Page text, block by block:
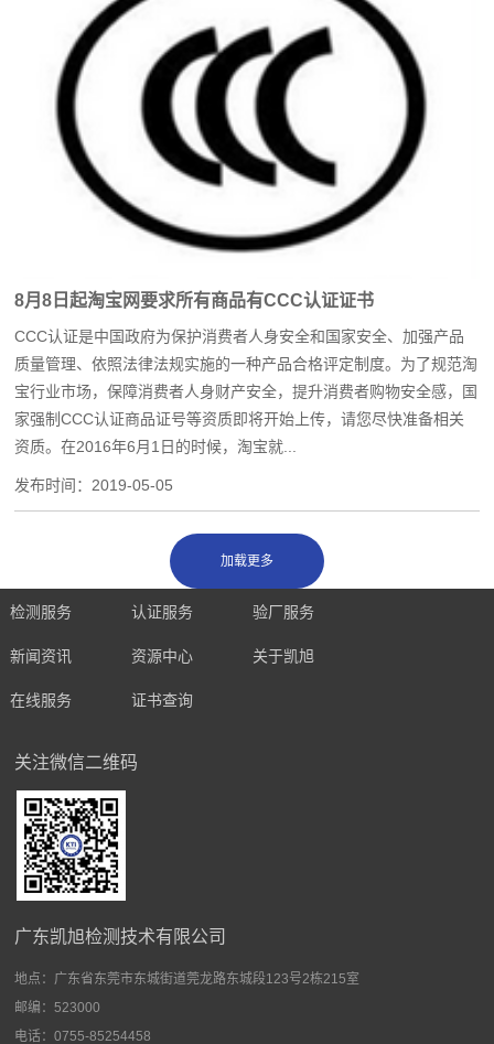
8月8日起淘宝网要求所有商品有CCC认证证书
CCC认证是中国政府为保护消费者人身安全和国家安全、加强产品
质量管理、依照法律法规实施的一种产品合格评定制度。为了规范淘
宝行业市场，保障消费者人身财产安全，提升消费者购物安全感，国
家强制CCC认证商品证号等资质即将开始上传，请您尽快准备相关
资质。在2016年6月1日的时候，淘宝就...
发布时间： 2019-05-05
检测服务 认证服务 验厂服务
新闻资讯 资源中心 关于凯旭
在线服务 证书查询
关注微信二维码
广东凯旭检测技术有限公司
地点： 广东省东莞市东城街道莞龙路东城段123号2栋215室
邮编：523000
电话：0755-85254458